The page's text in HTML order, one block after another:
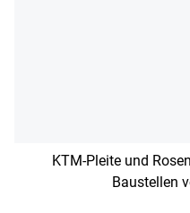
KTM-Pleite und
Baustellen